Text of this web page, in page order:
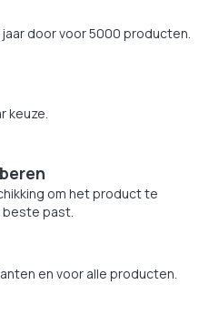
door voor 5000 producten.
keuze.
om het product te
past.
en voor alle producten.